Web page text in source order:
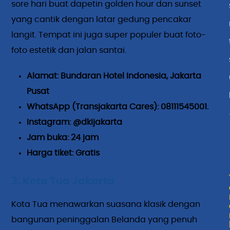
sore hari buat dapetin golden hour dan sunset
yang cantik dengan latar gedung pencakar
langit. Tempat ini juga super populer buat foto-
foto estetik dan jalan santai.
Alamat: Bundaran Hotel Indonesia, Jakarta
Pusat
WhatsApp (Transjakarta Cares): 08111545001.
Instagram: @dkijakarta
Jam buka: 24 jam
Harga tiket: Gratis
Kota Tua menawarkan suasana klasik dengan
bangunan peninggalan Belanda yang penuh